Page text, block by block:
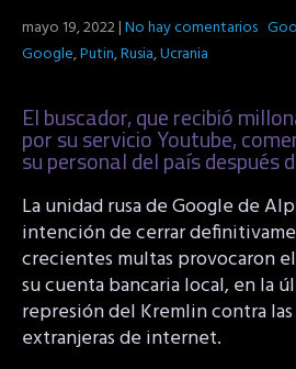
mayo 19, 2022|No hay comentarios
Google,Putin,Rusia,Ucrania
El buscador, que recibió
por su servicio Youtube,
su personal del país después
La unidad rusa de Google de
intención de cerrar
crecientes multas provocaron
su cuenta bancaria local, en la
represión del Kremlin contra las
extranjeras de internet.